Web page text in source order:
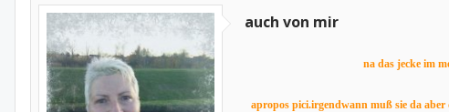
auch von mir
na das jecke im
apropos pici.irgendwann muß sie da